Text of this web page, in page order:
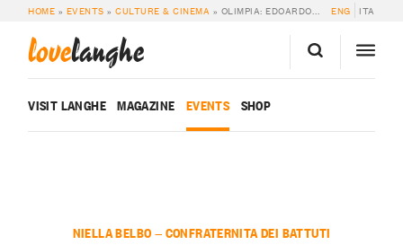
HOME » EVENTS »CULTURE & CINEMA » OLIMPIA: EDOARDO MANZONI ENG ITA
lovelanghe
VISIT LANGHE MAGAZINE EVENTS SHOP
NIELLA BELBO — CONFRATERNITA DEI BATTUTI